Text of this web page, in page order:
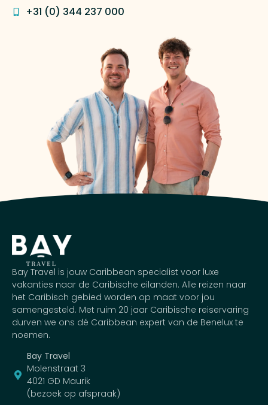
+31 (0) 344 237 000
Bay Travel is jouw Caribbean specialist voor luxe
vakanties naar de Caribische eilanden. Alle reizen naar
het Caribisch gebied worden op maat voor jou
samengesteld. Met ruim 20 jaar Caribische reiservaring
durven we ons dé Caribbean expert van de Benelux te
noemen.
Bay Travel
Molenstraat 3
4021 GD Maurik
(bezoek op afspraak)